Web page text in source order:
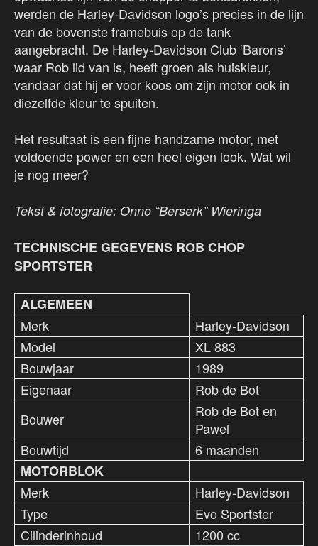
werden de Harley-Davidson logo’s precies in de lijn
van de bovenste framebuis op de tank
aangebracht. De Harley-Davidson Club ‘Barons’
waar Rob lid van is, heeft groen als huiskleur,
vandaar dat hij er voor koos om zijn motor ook in
diezelfde kleur te spuiten.
Het resultaat is een fijne handzame motor, met
voldoende power en een heel eigen look. Wat wil
je nog meer?
Tekst & fotografie: Onno “Berserk” Wieringa
TECHNISCHE GEGEVENS ROB CHOP
SPORTSTER
ALGEMEEN
Merk
Harley-Davidson
Model
XL 883
Bouwjaar
1989
Eigenaar
Rob de Bot
Bouwer
Rob de Bot en
Pawel
Bouwtijd
6 maanden
MOTORBLOK
Merk
Harley-Davidson
Type
Evo Sportster
Cilinderinhoud
1200 cc